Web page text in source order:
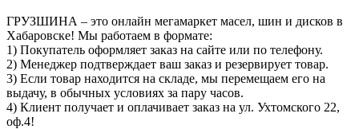
ГРУЗШИНА – это онлайн мегамаркет масел, шин и дисков в
Хабаровске! Мы работаем в формате:
1) Покупатель оформляет заказ на сайте или по телефону.
2) Менеджер подтверждает ваш заказ и резервирует товар.
3) Если товар находится на складе, мы перемещаем его на
выдачу, в обычных условиях за пару часов.
4) Клиент получает и оплачивает заказ на ул. Ухтомского 22,
оф.4!